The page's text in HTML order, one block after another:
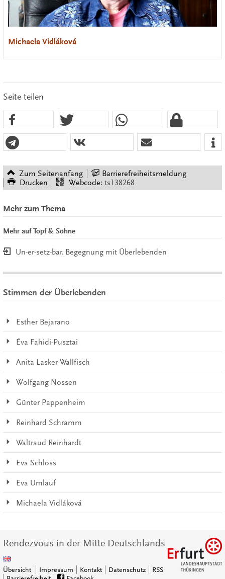
Michaela Vidláková
Seite teilen
Zum Seitenanfang
Barrierefreiheitsmeldung
Drucken
Webcode: ts138268
Mehr zum Thema
Mehr auf Topf & Söhne
Un-er-setz-bar. Begegnung mit Überlebenden
Stimmen der Überlebenden
Esther Bejarano
Éva Fahidi-Pusztai
Anita Lasker-Wallfisch
Wolfgang Nossen
Günter Pappenheim
Reinhard Schramm
Waltraud Reinhardt
Eva Schloss
Eva Umlauf
Michaela Vidláková
Rendezvous in der Mitte Deutschlands
Übersicht Impressum Kontakt Datenschutz
RSS